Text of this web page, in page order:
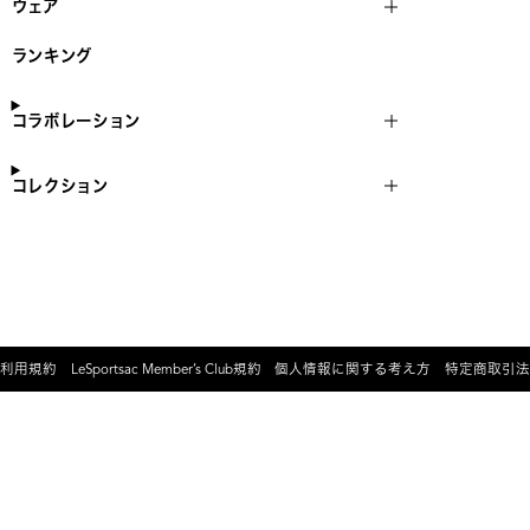
ウェア
ランキング
コラボレーション
コレクション
利用規約 LeSportsac Member’s Club規約 個人情報に関する考え方 特定商取引